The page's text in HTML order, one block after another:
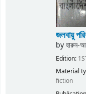
জলবায়ু
byহারুন-
Edition:
Material
fiction